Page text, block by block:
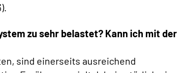
zu sehr belastet? Kann ich mit der
sind einerseits ausreichend